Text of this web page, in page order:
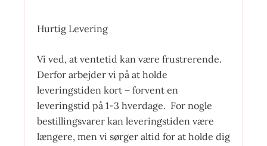
Hurtig Levering
Vi ved, at ventetid kan være frustrerende.
Derfor arbejder vi på at holde
leveringstiden kort – forvent en
leveringstid på 1-3 hverdage. For nogle
bestillingsvarer kan leveringstiden være
længere, men vi sørger altid for at holde dig